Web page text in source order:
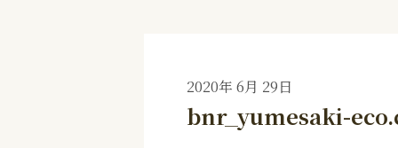
2020年 6月 29日
bnr_yumesaki-